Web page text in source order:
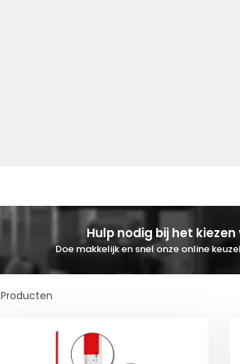
Hulp nodig bij het
Doe makkelijk en snel onze online
Producten